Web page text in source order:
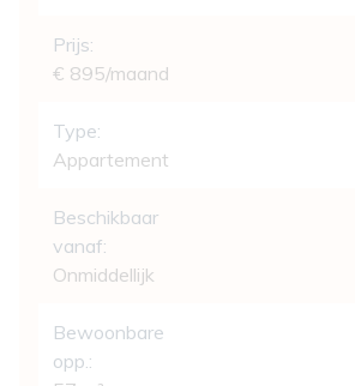
Prijs:
€ 895/maand
Type:
Appartement
Beschikbaar
vanaf:
Onmiddellijk
Bewoonbare
opp.: